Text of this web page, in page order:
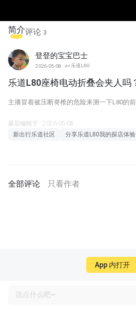
简介评论 3
登登的宝宝巴士
2026-05-08 乐道L60
乐道L80座椅电动折叠会夹人吗
主播冒着被压断脊椎的危险来测一下L80的前
最后编辑于 · 2026-05-08
新出行乐道社区
分享乐道L80我的探店体验
全部评论 只看作者
说点什么吧~
App 内打开